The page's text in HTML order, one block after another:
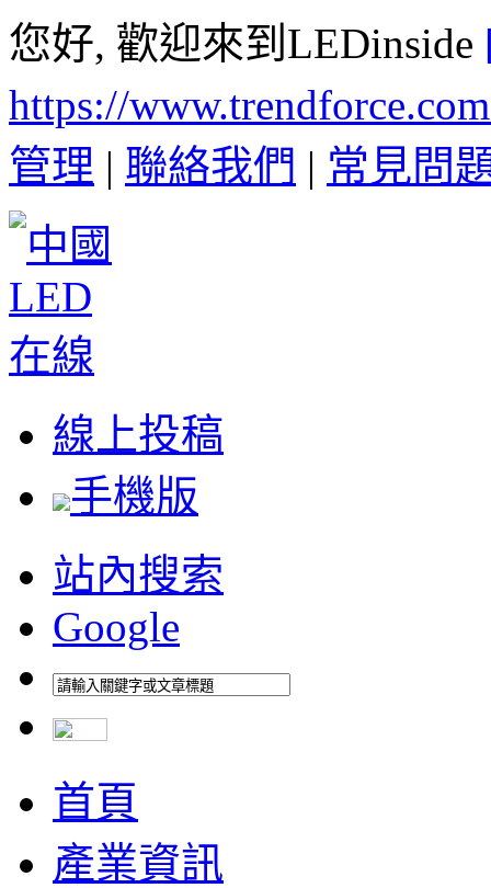
您好, 歡迎來到LEDinside
https://
管理 | 聯絡我們 | 常見問
線上投稿
手機版
站內搜索
Google
首頁
產業資訊